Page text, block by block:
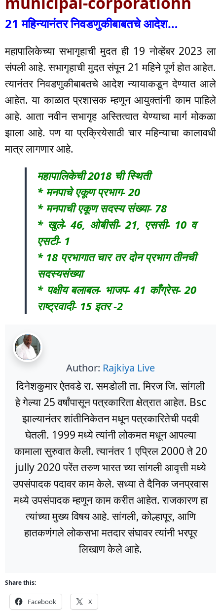
21 महिन्यानंतर निवडणुकीबाबतचे आदेश…
महापालिकेच्या सभागृहाची मुदत ही 19 नोव्हेंबर 2023 ला
संपली आहे. सभागृहाची मुदत संपून 21 महिने पूर्ण होत आहेत.
त्यानंतर निवडणुकीबाबतचे आदेश न्यायाकडून देण्यात आले
आहेत. या काळात प्रशासक म्हणून आयुक्तांनी काम पाहिले
आहे. आता नवीन सभागृह अस्तित्वात येण्याचा मार्ग मोकळा
झाला आहे. पण या प्रक्रियेसाठी चार महिन्याचा कालावधी
मात्र लागणार आहे.
महापालिकेची 2018 ची स्थिती
* मनपाचे एकूण प्रभाग- 20
* मनपाची एकूण सदस्य संख्या- 78
* खुले- 46, ओबीसी- 21, एससी- 10 व
एसटी- 1
* 18 प्रभागात चार तर दोन प्रभाग तीनची
सदस्यसंख्या
* पक्षीय बलाबल- भाजप- 41 काँग्रेस- 20
राष्ट्रवादी- 15 इतर -2
Author: Rajkiya Live
दिनेशकुमार ऐतवडे रा. समडोली ता. मिरज जि. सांगली
हे गेल्या 25 वर्षांपासून पत्रकारिता क्षेत्रात आहेत. Bsc
झाल्यानंतर शांतीनिकेतन मधून पत्रकारितेची पदवी
घेतली. 1999 मध्ये त्यांनी लोकमत मधून आपल्या
कामाला सुरुवात केली. त्यानंतर 1 एप्रिल 2000 ते 20
jully 2020 परेंत तरुण भारत च्या सांगली आवृत्ती मध्ये
उपसंपादक पदावर काम केले. सध्या ते दैनिक जनप्रवास
मध्ये उपसंपादक म्हणून काम करीत आहेत. राजकारण हा
त्यांच्या मुख्य विषय आहे. सांगली, कोल्हापूर, आणि
हातकणंगले लोकसभा मतदार संघावर त्यांनी भरपूर
लिखाण केले आहे.
Share this:
Facebook X